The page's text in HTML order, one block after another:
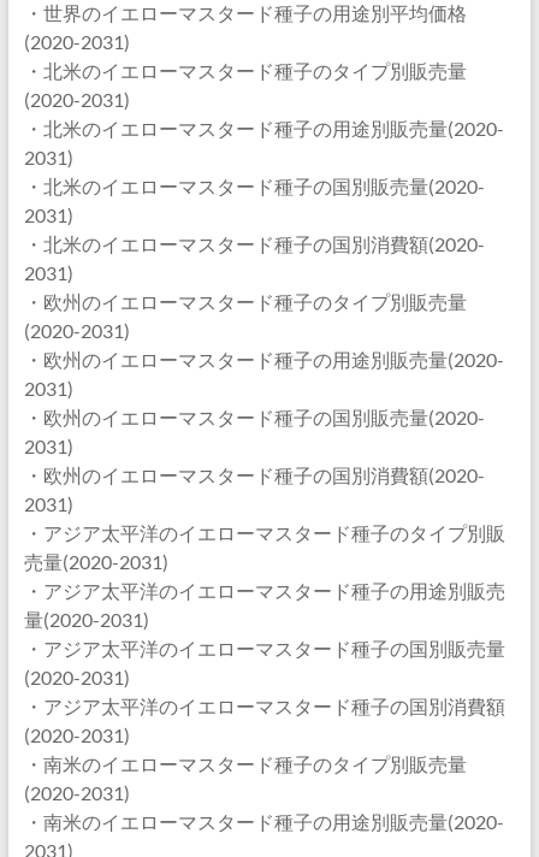
・世界のイエローマスタード種子の用途別平均価格
(2020-2031)
・北米のイエローマスタード種子のタイプ別販売量
(2020-2031)
・北米のイエローマスタード種子の用途別販売量(2020-
2031)
・北米のイエローマスタード種子の国別販売量(2020-
2031)
・北米のイエローマスタード種子の国別消費額(2020-
2031)
・欧州のイエローマスタード種子のタイプ別販売量
(2020-2031)
・欧州のイエローマスタード種子の用途別販売量(2020-
2031)
・欧州のイエローマスタード種子の国別販売量(2020-
2031)
・欧州のイエローマスタード種子の国別消費額(2020-
2031)
・アジア太平洋のイエローマスタード種子のタイプ別販
売量(2020-2031)
・アジア太平洋のイエローマスタード種子の用途別販売
量(2020-2031)
・アジア太平洋のイエローマスタード種子の国別販売量
(2020-2031)
・アジア太平洋のイエローマスタード種子の国別消費額
(2020-2031)
・南米のイエローマスタード種子のタイプ別販売量
(2020-2031)
・南米のイエローマスタード種子の用途別販売量(2020-
2031)